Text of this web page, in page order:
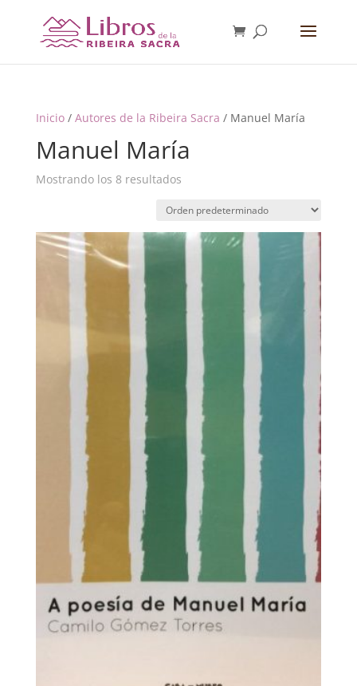
Inicio/ Autores de la Ribeira Sacra / Manuel María
Manuel María
Mostrando los 8 resultados